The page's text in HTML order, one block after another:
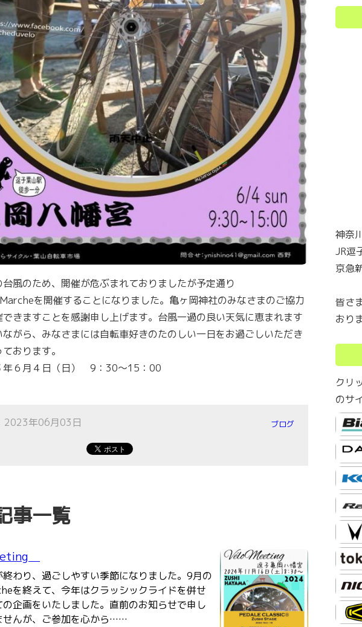
台風のため、開催が危ぶまれておりましたが予定通り
を開催することになりました。亀ヶ岡神社のみなさまのご協力
できますことを感謝申し上げます。台風一過の良い天気に恵まれます
ながら、みなさまには自転車好きのたのしい一日をお過ごしいただき
おります。
６月４日（日） 9：30～15：00
2023年06月03日 ブログ
事一覧
わり、過ごしやすい季節になりました。9月の
を終えて、今年はクラッシックライドを併せ
の企画をいたしました。直前のお知らせで申し
せんが、ご参加を心から……
神奈
JR逗
京急
皆さ
おり
クリ
のサ